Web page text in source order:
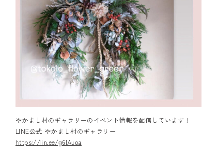
やかまし村のギャラリーのイベント情報を配信しています！
LINE公式 やかまし村のギャラリー
https://lin.ee/g6IAuoa